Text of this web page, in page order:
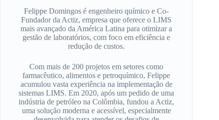
Felippe Domingos é engenheiro químico e Co-
Fundador da Actiz, empresa que oferece o LIMS
mais avançado da América Latina para otimizar a
gestão de laboratórios, com foco em eficiência e
redução de custos.
Com mais de 200 projetos em setores como
farmacêutico, alimentos e petroquímico, Felippe
acumulou vasta experiência na implementação de
sistemas LIMS. Em 2020, após um pedido de uma
indústria de petróleo na Colômbia, fundou a Actiz,
uma solução moderna e acessível, especialmente